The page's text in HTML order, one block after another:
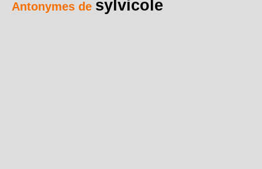
Antonymes de sylvicole